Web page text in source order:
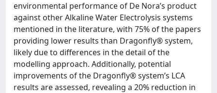
environmental performance of De Nora’s product
against other Alkaline Water Electrolysis systems
mentioned in the literature, with 75% of the papers
providing lower results than Dragonfly® system,
likely due to differences in the detail of the
modelling approach. Additionally, potential
improvements of the Dragonfly® system’s LCA
results are assessed, revealing a 20% reduction in